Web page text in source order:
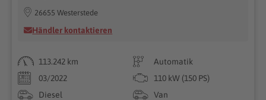
26655 Westerstede
Händler kontaktieren
113.242 km
Automatik
03/2022
110 kW (150 PS)
Diesel
Van